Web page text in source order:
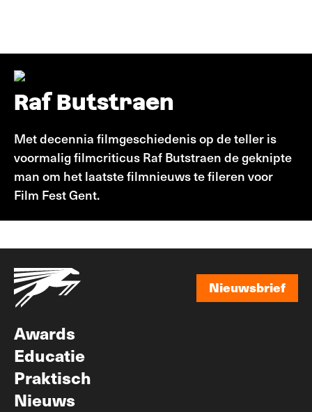
Raf Butstraen
Met decennia filmgeschiedenis op de teller is
voormalig filmcriticus Raf Butstraen de geknipte
man om het laatste filmnieuws te fileren voor
Film Fest Gent.
Nieuwsbrief
Awards
Educatie
Praktisch
Nieuws